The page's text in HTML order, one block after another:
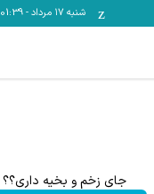
شنبه ۱۷ مرداد -
01:39
جای زخم و بخیه داری؟؟ 3 هفته‌ای محوش کن!